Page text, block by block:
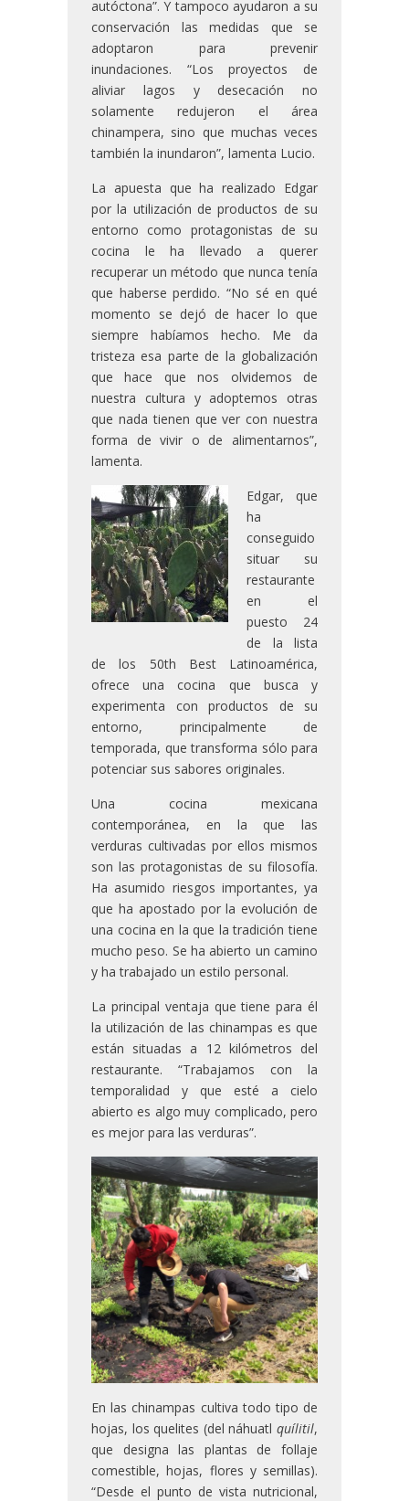
autóctona”. Y tampoco ayudaron a su
conservación las medidas que se
adoptaron para prevenir
inundaciones. “Los proyectos de
aliviar lagos y desecación no
solamente redujeron el área
chinampera, sino que muchas veces
también la inundaron”, lamenta Lucio.
La apuesta que ha realizado Edgar
por la utilización de productos de su
entorno como protagonistas de su
cocina le ha llevado a querer
recuperar un método que nunca tenía
que haberse perdido. “No sé en qué
momento se dejó de hacer lo que
siempre habíamos hecho. Me da
tristeza esa parte de la globalización
que hace que nos olvidemos de
nuestra cultura y adoptemos otras
que nada tienen que ver con nuestra
forma de vivir o de alimentarnos”,
lamenta.
Edgar, que
ha
conseguido
situar su
restaurante
en el
puesto 24
de la lista
de los 50th Best Latinoamérica,
ofrece una cocina que busca y
experimenta con productos de su
entorno, principalmente de
temporada, que transforma sólo para
potenciar sus sabores originales.
Una cocina mexicana
contemporánea, en la que las
verduras cultivadas por ellos mismos
son las protagonistas de su filosofía.
Ha asumido riesgos importantes, ya
que ha apostado por la evolución de
una cocina en la que la tradición tiene
mucho peso. Se ha abierto un camino
y ha trabajado un estilo personal.
La principal ventaja que tiene para él
la utilización de las chinampas es que
están situadas a 12 kilómetros del
restaurante. “Trabajamos con la
temporalidad y que esté a cielo
abierto es algo muy complicado, pero
es mejor para las verduras”.
En las chinampas cultiva todo tipo de
hojas, los quelites (del náhuatl quílitil,
que designa las plantas de follaje
comestible, hojas, flores y semillas).
“Desde el punto de vista nutricional,